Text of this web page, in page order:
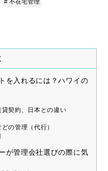
# 不在宅管理
を入れるには？ハワイの
契約、日本との違い
の管理（代行）
が管理会社選びの際に気